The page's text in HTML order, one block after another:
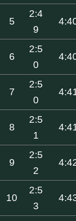
5
2:4
9
6
2:5
0
7
2:5
0
8
2:5
1
9
2:5
2
10
2:5
3